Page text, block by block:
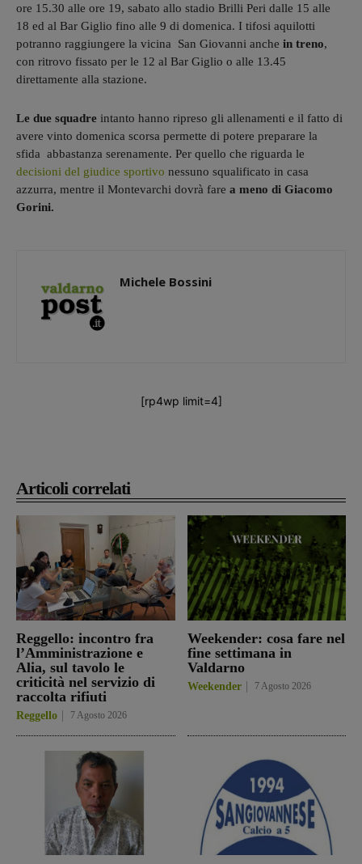
Articoli correlati
Reggello: incontro fra
l’Amministrazione e
Alia, sul tavolo le
criticità nel servizio di
raccolta rifiuti
Reggello 7 Agosto 2026
Weekender: cosa fare nel
fine settimana in
Valdarno
Weekender 7 Agosto 2026
ore 15.30 alle ore 19, sabato allo stadio Brilli Peri dalle 15 alle
18 ed al Bar Giglio fino alle 9 di domenica. I tifosi aquilotti
potranno raggiungere la vicina San Giovanni anche in treno,
con ritrovo fissato per le 12 al Bar Giglio o alle 13.45
direttamente alla stazione.
Le due squadre intanto hanno ripreso gli allenamenti e il fatto di
avere vinto domenica scorsa permette di potere preparare la
sfida abbastanza serenamente. Per quello che riguarda le
decisioni del giudice sportivo nessuno squalificato in casa
azzurra, mentre il Montevarchi dovrà fare a meno di Giacomo
Gorini.
Michele Bossini
[rp4wp limit=4]